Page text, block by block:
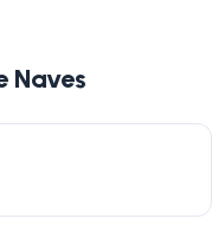
Naves